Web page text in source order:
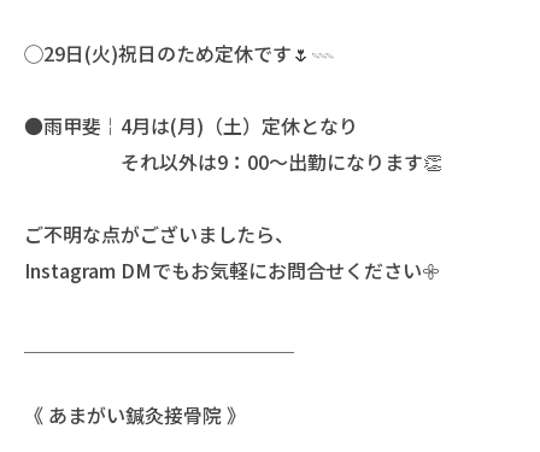
◯29日(火)祝日のため定休です🌷𓇠
●雨甲斐￤4月は(月)（土）定休となり
それ以外は9：00〜出勤になります👏
ご不明な点がございましたら、
Instagram DMでもお気軽にお問合せください𖧷
《 あまがい鍼灸接骨院 》